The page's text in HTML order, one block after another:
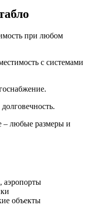
при любом
с системами
– любые размеры и
аэропорты
объекты